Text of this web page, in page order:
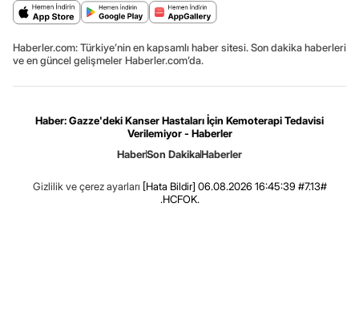
Haberler.com: Türkiye’nin en kapsamlı haber sitesi. Son dakika haberleri
ve en güncel gelişmeler Haberler.com’da.
Haber: Gazze'deki Kanser Hastaları İçin Kemoterapi Tedavisi
Verilemiyor - Haberler
HaberSon DakikaHaberler
Gizlilik ve çerez ayarları [Hata Bildir] 06.08.2026 16:45:39 #7.13#
.HCFOK.